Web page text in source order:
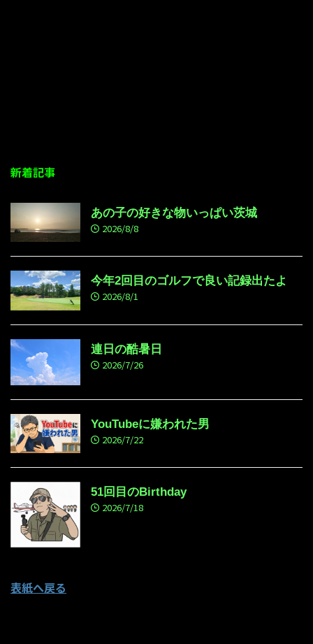
新着記事
あの子の好きな物いっぱい茨城
2026/8/8
今年2回目のゴルフで良い記録出たよ
2026/8/1
連日の酷暑日
2026/7/26
YouTubeに嫌われた男
2026/7/22
51回目のBirthday
2026/7/18
表紙へ戻る